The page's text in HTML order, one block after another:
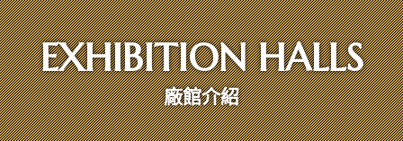
活動說明
交通導覽
選擇語系
EXHIBITION HALLS
廠館介紹